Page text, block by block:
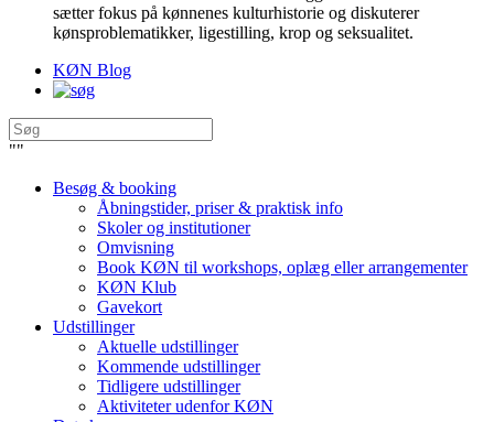
sætter fokus på kønnenes kulturhistorie og diskuterer
kønsproblematikker, ligestilling, krop og seksualitet.
KØN Blog
""
Besøg & booking
Åbningstider, priser & praktisk info
Skoler og institutioner
Omvisning
Book KØN til workshops, oplæg eller arrangementer
KØN Klub
Gavekort
Udstillinger
Aktuelle udstillinger
Kommende udstillinger
Tidligere udstillinger
Aktiviteter udenfor KØN